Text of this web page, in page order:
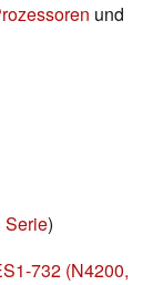
und
Serie)
732 (N4200,